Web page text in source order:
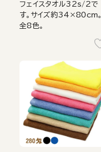
フェイスタオル32s/2で
す。サイズ約34×80cm。
全8色。